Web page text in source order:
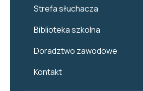
Strefa słuchacza
Biblioteka szkolna
Doradztwo zawodowe
Kontakt